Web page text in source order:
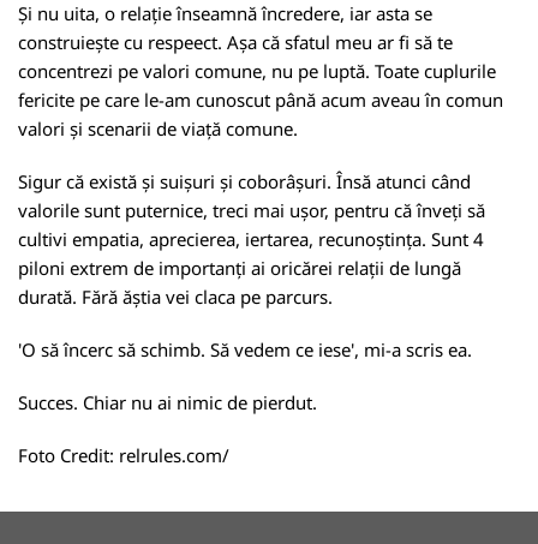
Și nu uita, o relație înseamnă încredere, iar asta se
construiește cu respeect. Așa că sfatul meu ar fi să te
concentrezi pe valori comune, nu pe luptă. Toate cuplurile
fericite pe care le-am cunoscut până acum aveau în comun
valori și scenarii de viață comune.
Sigur că există și suișuri și coborâșuri. Însă atunci când
valorile sunt puternice, treci mai ușor, pentru că înveți să
cultivi empatia, aprecierea, iertarea, recunoștința. Sunt 4
piloni extrem de importanți ai oricărei relații de lungă
durată. Fără ăștia vei claca pe parcurs.
'O să încerc să schimb. Să vedem ce iese', mi-a scris ea.
Succes. Chiar nu ai nimic de pierdut.
Foto Credit: relrules.com/